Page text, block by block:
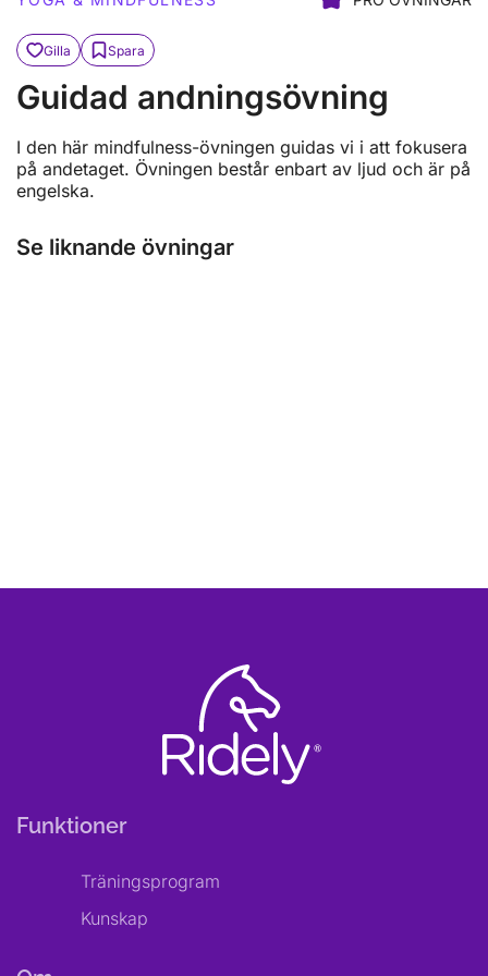
Gilla Spara
Guidad andningsövning
I den här mindfulness-övningen guidas vi i att fokusera
på andetaget. Övningen består enbart av ljud och är på
engelska.
Se liknande övningar
Funktioner
Träningsprogram
Kunskap